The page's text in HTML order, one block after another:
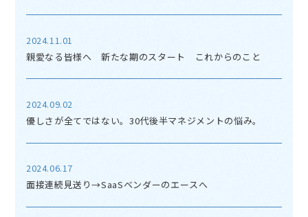
2024.11.01
親愛なる皆様へ 新たな期のスタート これからのこと
2024.09.02
優しさが全てではない。30代後半マネジメントの悩み。
2024.06.17
面接連続見送り→SaaSベンダーのエースへ